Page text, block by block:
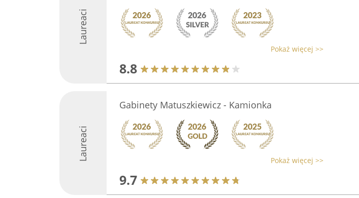
Laureaci
Pokaż więcej >>
8.8
Laureaci
Gabinety Matuszkiewicz - Kamionka
Pokaż więcej >>
9.7